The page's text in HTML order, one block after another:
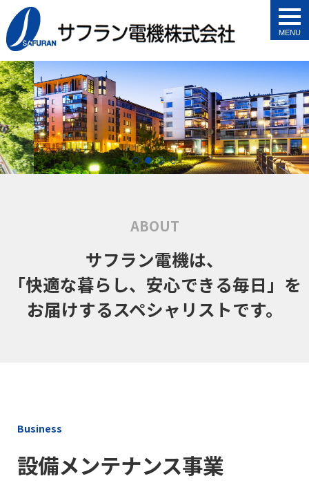
ABOUT
サフラン電機は、
「快適な暮らし、安心できる毎日」を
お届けするスペシャリストです。
Business
設備メンテナンス事業